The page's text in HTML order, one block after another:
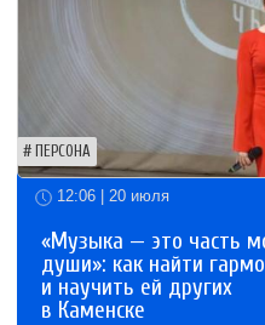
ПЕРСОНА
12:06 | 20 июля
«Музыка — это часть
души»: как найти
и научить ей других
в Каменске